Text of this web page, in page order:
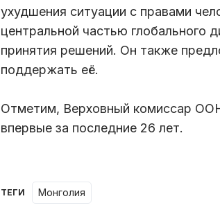
ухудшения ситуации с правами
центральной частью глобального
принятия решений. Он также
поддержать её.
Отметим, Верховный комиссар
впервые за последние 26 лет.
ТЕГИ Монголия